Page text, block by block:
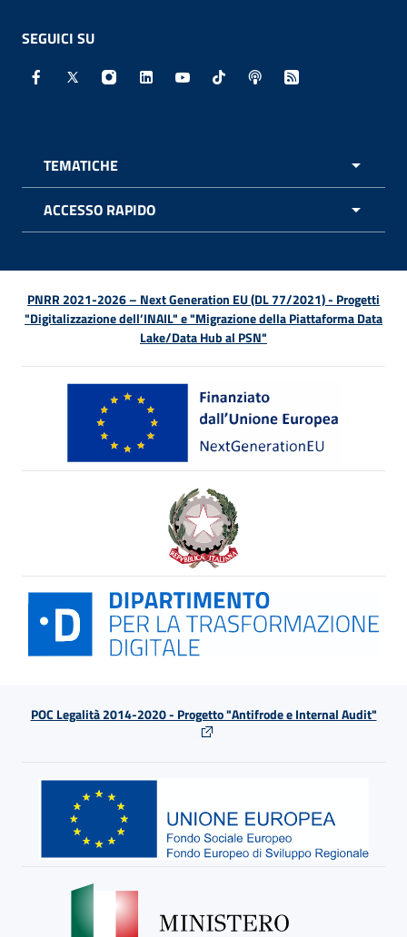
SEGUICI SU
Facebook - Sito esterno - Apertura in nuova finestra
X - Sito esterno - Apertura in nuova finestra
Instagram - Sito esterno - Apertura in
Linkedin - Sito esterno - Apertura in
Youtube - Sito esterno -
TikTok - Sito esterno -
Spreaker - Sito
Feed RSS -
TEMATICHE
ACCESSO RAPIDO
PNRR 2021-2026 – Next Generation EU (DL 77/2021) - Progetti
"Digitalizzazione dell’INAIL" e "Migrazione della Piattaforma Data
Lake/Data Hub al PSN"
POC Legalità 2014-2020 - Progetto "Antifrode e Internal Audit"